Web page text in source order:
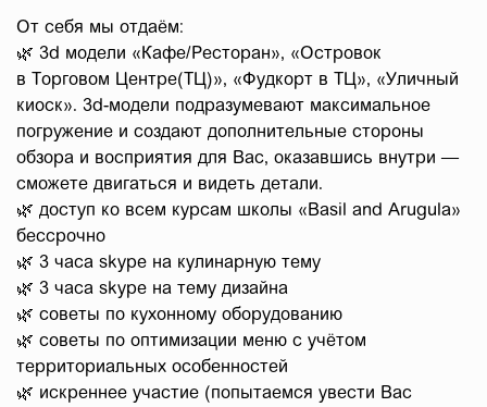
От себя мы отдаём:
🌿 3d модели «Кафе/Ресторан», «Островок
в Торговом Центре(ТЦ)», «Фудкорт в ТЦ», «Уличный
киоск». 3d-модели подразумевают максимальное
погружение и создают дополнительные стороны
обзора и восприятия для Вас, оказавшись внутри —
сможете двигаться и видеть детали.
🌿 доступ ко всем курсам школы «Basil and Arugula»
бессрочно
🌿 3 часа skype на кулинарную тему
🌿 3 часа skype на тему дизайна
🌿 советы по кухонному оборудованию
🌿 советы по оптимизации меню с учётом
территориальных особенностей
🌿 искреннее участие (попытаемся увести Вас